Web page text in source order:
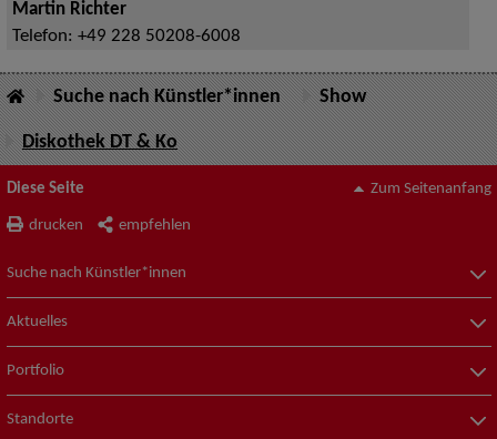
Martin Richter
Telefon: +49 228 50208-6008
Suche nach Künstler*innen Show
Diskothek DT & Ko
Diese Seite
drucken empfehlen
Zum Seitenanfang
Suche nach Künstler*innen
Aktuelles
Portfolio
Standorte